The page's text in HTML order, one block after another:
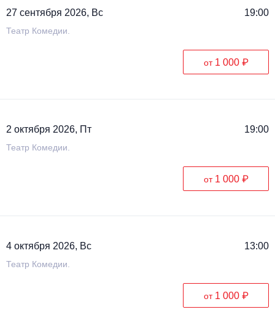
27 сентября 2026, Вс 19:00
Театр Комедии.
от 1 000 ₽
2 октября 2026, Пт 19:00
Театр Комедии.
от 1 000 ₽
4 октября 2026, Вс 13:00
Театр Комедии.
от 1 000 ₽